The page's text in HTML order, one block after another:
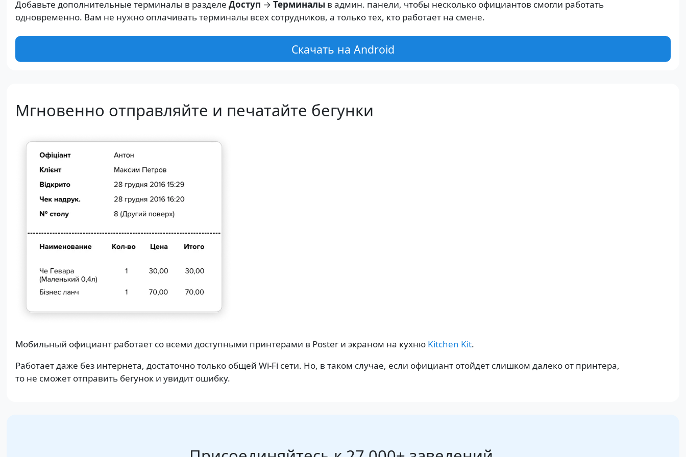
Добавьте дополнительные терминалы в разделе Доступ → Терминалыв админ. панели, чтобы несколько официантов смогли работать
одновременно. Вам не нужно оплачивать терминалы всех сотрудников, а только тех, кто работает на смене.
Скачать на Android
Мгновенно отправляйте и печатайте бегунки
Мобильный официант работает со всеми доступными принтерами в Poster и экраном на кухню Kitchen Kit.
Работает даже без интернета, достаточно только общей Wi-Fi сети. Но, в таком случае, если официант отойдет слишком далеко от принтера,
то не сможет отправить бегунок и увидит ошибку.